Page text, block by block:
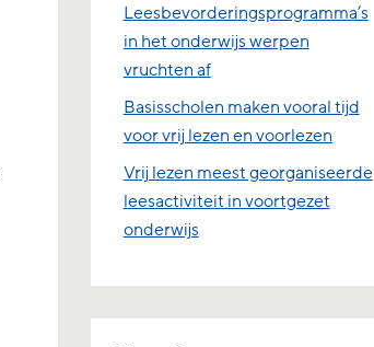
Leesbevorderingsprogramma’s
in het onderwijs werpen
vruchten af
Basisscholen maken vooral tijd
voor vrij lezen en voorlezen
Vrij lezen meest georganiseerde
leesactiviteit in voortgezet
onderwijs